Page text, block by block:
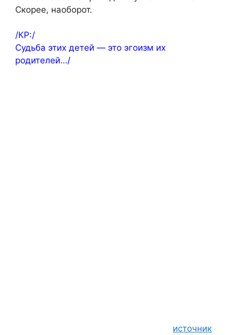
Скорее, наоборот.
/КР:/
Судьба этих детей — это эгоизм их
родителей…/
источник